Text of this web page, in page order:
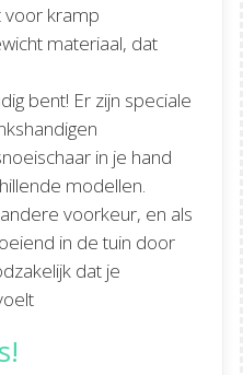
voor kramp
materiaal, dat
bent! Er zijn speciale
in je hand
modellen.
voorkeur, en als
in de tuin door
dat je